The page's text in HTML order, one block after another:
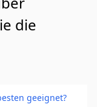
die
geeignet?